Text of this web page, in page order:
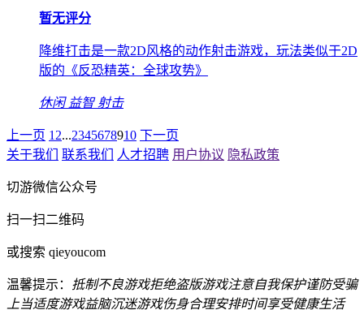
暂无评分
降维打击是一款2D风格的动作射击游戏，玩法类似于2D
版的《反恐精英：全球攻势》
休闲 益智 射击
上一页 1 2...2345678910 下一页
关于我们
联系我们 人才招聘 用户协议 隐私政策
切游微信公众号
扫一扫二维码
或搜索 qieyoucom
温馨提示： 抵制不良游戏拒绝盗版游戏注意自我保护谨防受骗
上当适度游戏益脑沉迷游戏伤身合理安排时间享受健康生活